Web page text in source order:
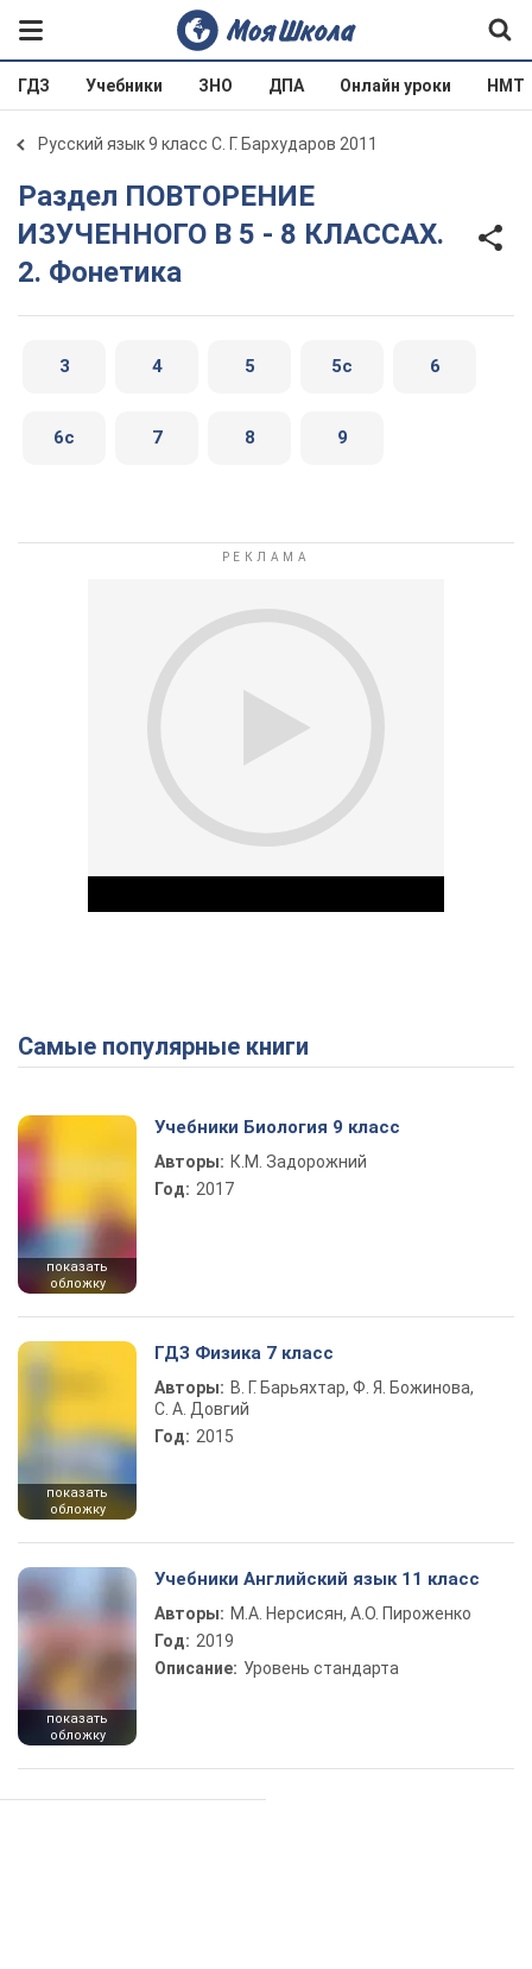
ГДЗ Учебники ЗНО ДПА Онлайн уроки НМТ
Русский язык 9 класс С. Г. Бархударов 2011
Раздел ПОВТОРЕНИЕ
ИЗУЧЕННОГО В 5 - 8 КЛАССАХ.
2. Фонетика
3 4 5 5с 6
6с 7 8 9
Play Video
Самые популярные книги
показать
обложку
Учебники Биология 9 класс
Авторы: К.М. Задорожний
Год: 2017
показать
обложку
ГДЗ Физика 7 класс
Авторы: В. Г. Барьяхтар, Ф. Я. Божинова,
С. А. Довгий
Год: 2015
показать
обложку
Учебники Английский язык 11 класс
Авторы: М.А. Нерсисян, А.О. Пироженко
Год: 2019
Описание: Уровень стандарта